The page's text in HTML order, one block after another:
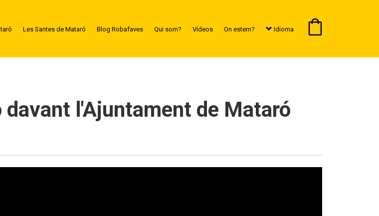
Les Santes de Mataró Blog Robafaves Qui som? Vídeos On estem? Idioma
l'Ajuntament de Mataró